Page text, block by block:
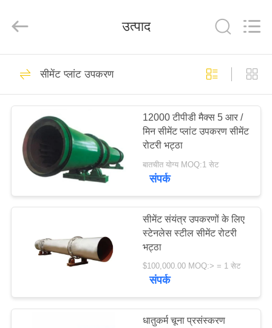
उत्पादों
वीआर
दिखाएँ
हमारे
भ्रमण
Industries
CO.,LTD.
मिल पिनियन गियर्स
बेवेल पिनियन गियर
24
उत्पाद
सीमेंट प्लांट उपकरण
12000 टीपीडी मैक्स 5 आर /
मिन सीमेंट प्लांट उपकरण सीमेंट
रोटरी भट्ठा
बातचीत योग्य MOQ:1 सेट
संपर्क
सीमेंट संयंत्र उपकरणों के लिए
स्टेनलेस स्टील सीमेंट रोटरी
भट्ठा
$100,000.00 MOQ:> = 1 सेट
संपर्क
धातुकर्म चूना प्रसंस्करण